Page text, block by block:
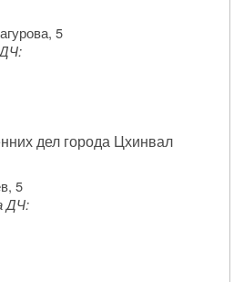
5
дел города Цхинвал
5
ДЧ: